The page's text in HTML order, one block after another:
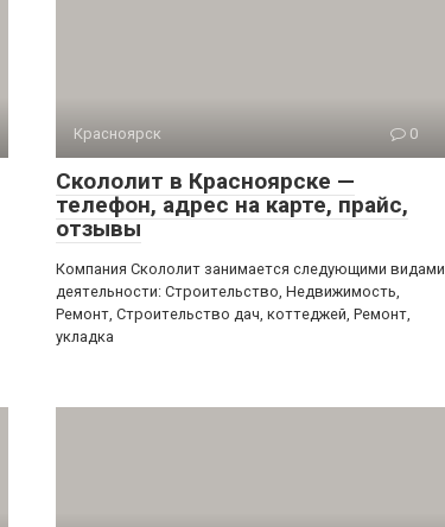
Красноярск 0
Скололит в Красноярске —
телефон, адрес на карте, прайс,
отзывы
Компания Скололит занимается следующими видами
деятельности: Строительство, Недвижимость,
Ремонт, Строительство дач, коттеджей, Ремонт,
укладка